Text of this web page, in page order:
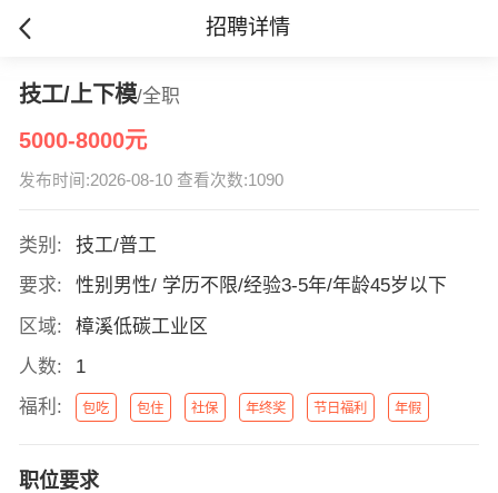
招聘详情
技工/上下模/全职
5000-8000元
发布时间:2026-08-10 查看次数:1090
类别:
技工/普工
要求:
性别男性/ 学历不限/经验3-5年/年龄45岁以下
区域:
樟溪低碳工业区
人数:
1
福利:
包吃 包住 社保 年终奖 节日福利 年假
职位要求